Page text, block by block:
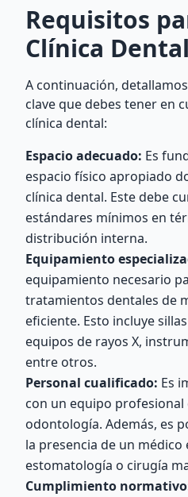
Requisitos
Clínica Dental
A continuación,
clave que debes tener en
clínica dental:
Espacio adecuado: Es
espacio físico apropiado
clínica dental. Este debe
estándares mínimos en
distribución interna.
Equipamiento
equipamiento necesario
tratamientos dentales de
eficiente. Esto incluye
equipos de rayos X,
entre otros.
Personal cualificado: Es
con un equipo profesional
odontología. Además, es
la presencia de un médico
estomatología o cirugía
Cumplimiento